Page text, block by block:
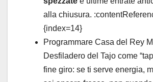
alla chiusura.
{index=14}
Programmare Casa del Rey
Desfiladero del Tajo come
fine giro: se ti serve energia,